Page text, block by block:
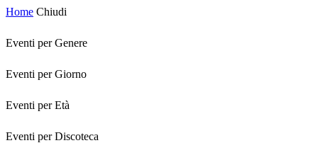
Home Chiudi
Eventi per Genere
Eventi per Giorno
Eventi per Età
Eventi per Discoteca